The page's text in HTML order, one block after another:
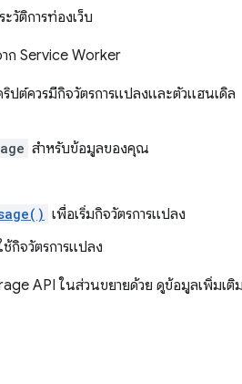
วัติการท่องเว็บ
ก Service Worker
ต์ควรมีกิจวัตรการแปลงและตัวแฮนเดิล
สำหรับข้อมูลของคุณ
เพื่อเริ่มกิจวัตรการแปลง
กิจวัตรการแปลง
API ในส่วนขยายด้วย ดูข้อมูลเพิ่มเติ